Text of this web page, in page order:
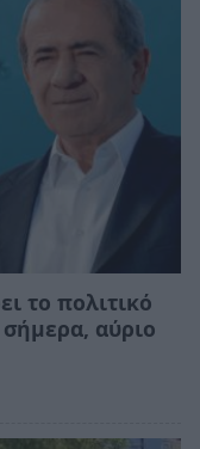
το πολιτικό
αύριο